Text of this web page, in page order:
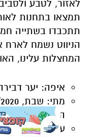
המחצלות עלינו,
איפה: יער
מתי:
השעות 9:30-11:00
40 ₪, עד 240 ₪ למשפחה
פרטים נוספים
7295894
יש להצטייד